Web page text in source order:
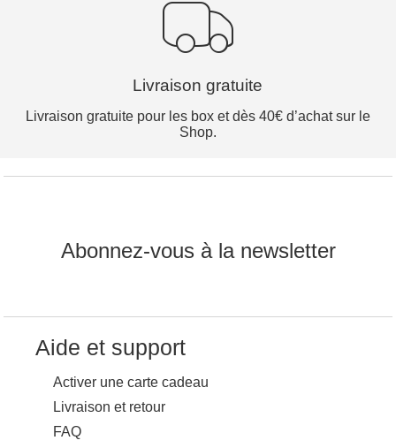
Livraison gratuite
Livraison gratuite pour les box et dès 40€ d’achat sur le
Shop.
Abonnez-vous à la newsletter
Aide et support
Activer une carte cadeau
Livraison et retour
FAQ